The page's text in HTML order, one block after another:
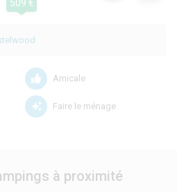
509 €
Amicale
Faire le ménage
à proximité